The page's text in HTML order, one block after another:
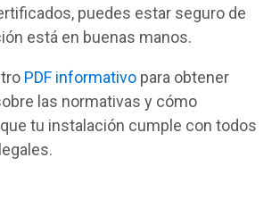
puedes estar seguro de
está en buenas manos.
PDF informativo para obtener
las normativas y cómo
tu instalación cumple con todos